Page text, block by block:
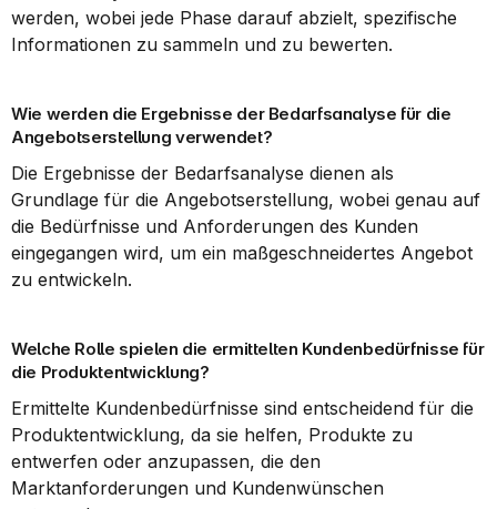
werden, wobei jede Phase darauf abzielt, spezifische
Informationen zu sammeln und zu bewerten.
Wie werden die Ergebnisse der Bedarfsanalyse für die
Angebotserstellung verwendet?
Die Ergebnisse der Bedarfsanalyse dienen als
Grundlage für die Angebotserstellung, wobei genau auf
die Bedürfnisse und Anforderungen des Kunden
eingegangen wird, um ein maßgeschneidertes Angebot
zu entwickeln.
Welche Rolle spielen die ermittelten Kundenbedürfnisse für
die Produktentwicklung?
Ermittelte Kundenbedürfnisse sind entscheidend für die
Produktentwicklung, da sie helfen, Produkte zu
entwerfen oder anzupassen, die den
Marktanforderungen und Kundenwünschen